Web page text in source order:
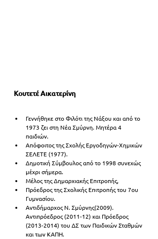
Κουτετέ Αικατερίνη
Γεννήθηκε στο Φιλότι της Νάξου και από το
1973 ζει στη Νέα Σμύρνη. Μητέρα 4
παιδιών.
Απόφοιτος της Σχολής Εργοδηγών-Χημικών
ΣΕΛΕΤΕ (1977).
Δημοτική Σύμβουλος από το 1998 συνεχώς
μέχρι σήμερα.
Μέλος της Δημαρχιακής Επιτροπής,
Πρόεδρος της Σχολικής Επιτροπής του 7ου
Γυμνασίου.
Αντιδήμαρχος Ν. Σμύρνης(2009).
Αντιπρόεδρος (2011-12) και Πρόεδρος
(2013-2014) του ΔΣ των Παιδικών Σταθμών
και των ΚΑΠΗ.